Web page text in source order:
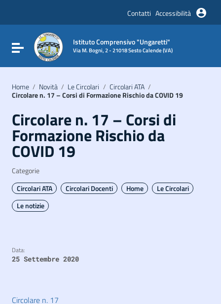
Vai al footer
Contatti Accessibilità
Attiva / disattiva la navigazione
Istituto Comprensivo "Ungaretti"
Via M. Bogni, 2 - 21018 Sesto Calende (VA)
Home / Novità / Le Circolari / Circolari ATA /
Circolare n. 17 – Corsi di Formazione Rischio da COVID 19
Circolare n. 17 – Corsi di
Formazione Rischio da
COVID 19
Categorie
Circolari ATA
Circolari Docenti Home
Le Circolari
Le notizie
Data:
25 Settembre 2020
Circolare n. 17